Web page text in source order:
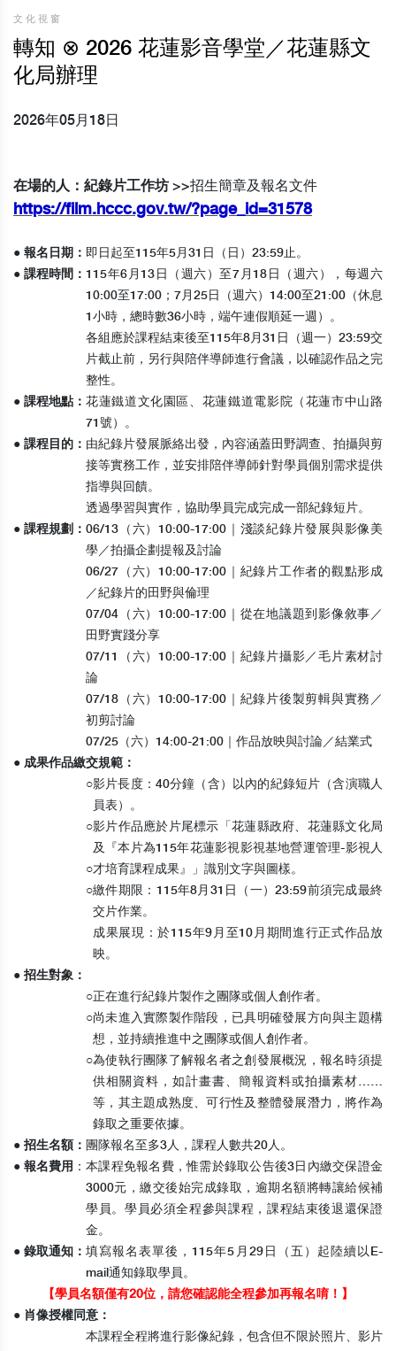
文化視窗
轉知 ⊗ 2026 花蓮影音學堂／花蓮縣文
化局辦理
2026年05月18日
在場的人：紀錄片工作坊 >>招生簡章及報名文件
https://film.hccc.gov.tw/?page_id=31578
● 報名日期： 即日起至115年5月31日（日）23:59止。
● 課程時間： 115年6月13日（週六）至7月18日（週六），每週六
10:00至17:00；7月25日（週六）14:00至21:00（休息
1小時，總時數36小時，端午連假順延一週）。
各組應於課程結束後至115年8月31日（週一）23:59交
片截止前，另行與陪伴導師進行會議，以確認作品之完
整性。
● 課程地點： 花蓮鐵道文化園區、花蓮鐵道電影院（花蓮市中山路
71號）。
● 課程目的： 由紀錄片發展脈絡出發，內容涵蓋田野調查、拍攝與剪
接等實務工作，並安排陪伴導師針對學員個別需求提供
指導與回饋。
透過學習與實作，協助學員完成完成一部紀錄短片。
● 課程規劃： 06/13（六）10:00-17:00｜淺談紀錄片發展與影像美
學／拍攝企劃提報及討論
06/27（六）10:00-17:00｜紀錄片工作者的觀點形成
／紀錄片的田野與倫理
07/04（六）10:00-17:00｜從在地議題到影像敘事／
田野實踐分享
07/11（六）10:00-17:00｜紀錄片攝影／毛片素材討
論
07/18（六）10:00-17:00｜紀錄片後製剪輯與實務／
初剪討論
07/25（六）14:00-21:00｜作品放映與討論／結業式
● 成果作品繳交規範：
○影片長度：40分鐘（含）以內的紀錄短片（含演職人
員表）。
○
○
○
影片作品應於片尾標示「花蓮縣政府、花蓮縣文化局
及『本片為115年花蓮影視影視基地營運管理-影視人
才培育課程成果』」識別文字與圖樣。
繳件期限：115年8月31日（一）23:59前須完成最終
交片作業。
成果展現：於115年9月至10月期間進行正式作品放
映。
● 招生對象：
○正在進行紀錄片製作之團隊或個人創作者。
○尚未進入實際製作階段，已具明確發展方向與主題構
想，並持續推進中之團隊或個人創作者。
○為使執行團隊了解報名者之創發展概況，報名時須提
供相關資料，如計畫書、簡報資料或拍攝素材……
等，其主題成熟度、可行性及整體發展潛力，將作為
錄取之重要依據。
● 招生名額： 團隊報名至多3人，課程人數共20人。
● 報名費用 ： 本課程免報名費，惟需於錄取公告後3日內繳交保證金
3000元，繳交後始完成錄取，逾期名額將轉讓給候補
學員。學員必須全程參與課程，課程結束後退還保證
金。
● 錄取通知： 填寫報名表單後，115年5月29日（五）起陸續以E-
mail通知錄取學員。
【學員名額僅有20位，請您確認能全程參加再報名唷！】
● 肖像授權同意：
本課程全程將進行影像紀錄，包含但不限於照片、影片